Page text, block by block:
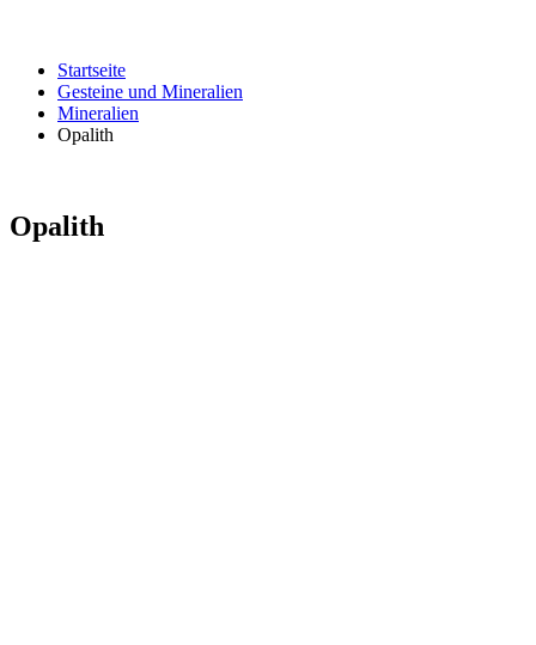
Startseite
Gesteine und Mineralien
Mineralien
Opalith
Opalith